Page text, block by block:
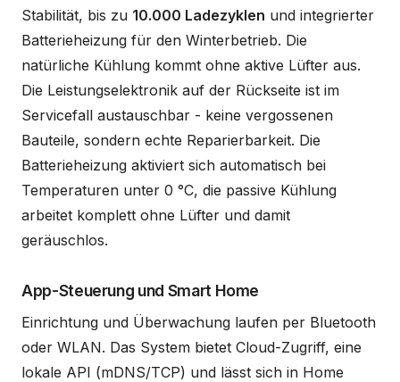
Stabilität, bis zu 10.000 Ladezyklen und integrierter
Batterieheizung für den Winterbetrieb. Die
natürliche Kühlung kommt ohne aktive Lüfter aus.
Die Leistungselektronik auf der Rückseite ist im
Servicefall austauschbar - keine vergossenen
Bauteile, sondern echte Reparierbarkeit. Die
Batterieheizung aktiviert sich automatisch bei
Temperaturen unter 0 °C, die passive Kühlung
arbeitet komplett ohne Lüfter und damit
geräuschlos.
App-Steuerung und Smart Home
Einrichtung und Überwachung laufen per Bluetooth
oder WLAN. Das System bietet Cloud-Zugriff, eine
lokale API (mDNS/TCP) und lässt sich in Home